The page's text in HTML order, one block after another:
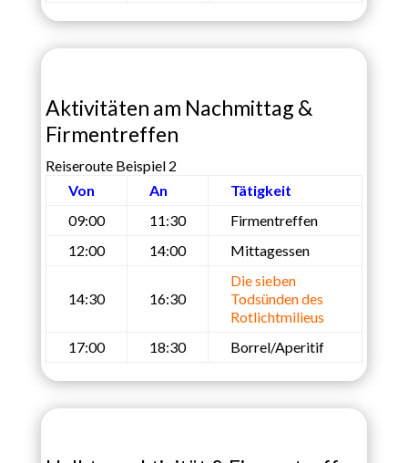
Aktivitäten am Nachmittag &
Firmentreffen
Reiseroute Beispiel 2
Von
An
Tätigkeit
09:00
11:30
Firmentreffen
12:00
14:00 Mittagessen
14:30 16:30
Die sieben
Todsünden des
Rotlichtmilieus
17:00
18:30 Borrel/Aperitif